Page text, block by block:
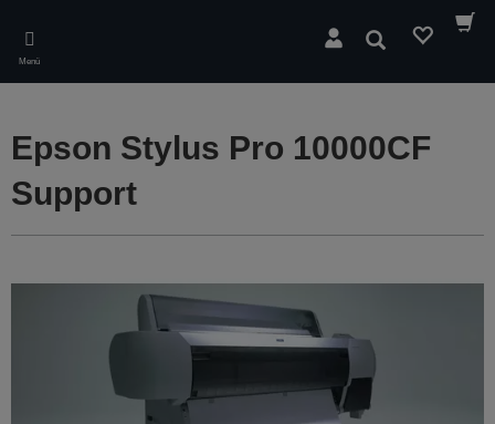
main
content
Menü
Suchen
Epson Stylus Pro 10000CF
Support